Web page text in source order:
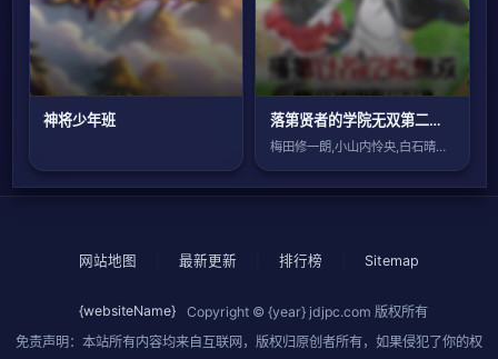
神将少年班 落第贤者的学院无双第二回转生，S等级作弊魔术师冒险记
梅田修一朗,小山内怜央,白石晴香,加藤英
网站地图 最新更新 排行榜 Sitemap
{websiteName} Copyright © {year} jdjpc.com 版权所有
免责声明：本站所有内容均来自互联网，版权归原创者所有，如果侵犯了你的权